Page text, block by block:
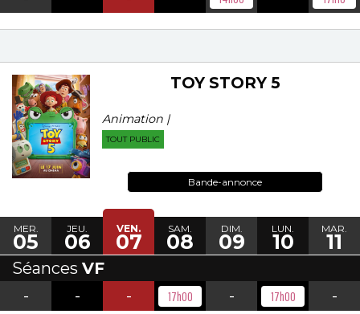
TOY STORY 5
Animation |
TOUT PUBLIC
Bande-annonce
MER.
05
JEU.
06
VEN.
07
SAM.
08
DIM.
09
LUN.
10
MAR.
11
Séances VF
-
- - 17h00 - 17h00 -